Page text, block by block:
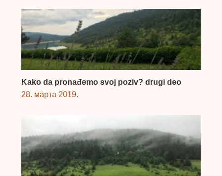
Kako da pronađemo svoj poziv? drugi deo
28. марта 2019.